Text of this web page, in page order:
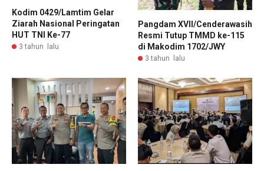
Kodim 0429/Lamtim Gelar
Ziarah Nasional Peringatan
HUT TNI Ke-77
3 tahun lalu
Pangdam XVII/Cenderawasih
Resmi Tutup TMMD ke-115
di Makodim 1702/JWY
3 tahun lalu